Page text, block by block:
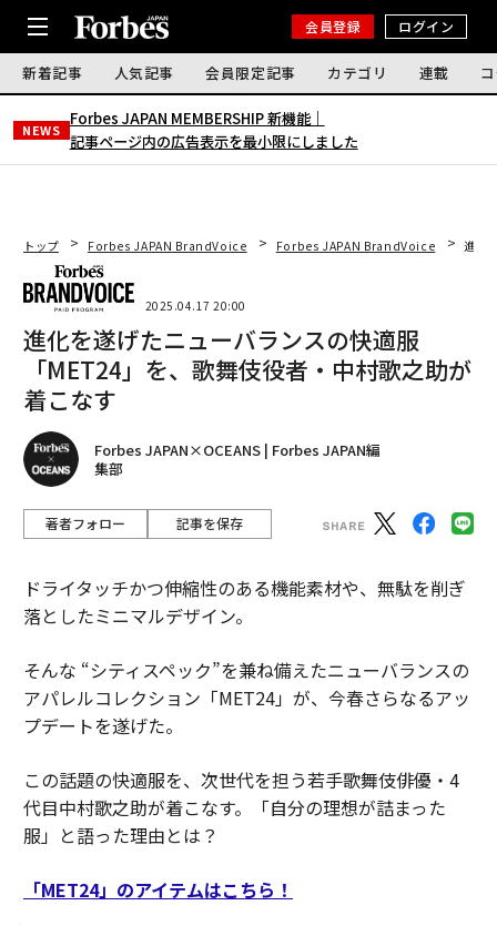
会員登録 ログイン
新着記事 人気記事 会員限定記事 カテゴリ 連載
NEWS
Forbes JAPAN MEMBERSHIP 新機能｜
記事ページ内の広告表示を最小限にしました
トップ Forbes JAPAN BrandVoice Forbes JAPAN BrandVoice 進化
2025.04.17 20:00
進化を遂げたニューバランスの快適服
「MET24」を、歌舞伎役者・中村歌之助が
着こなす
Forbes JAPAN×OCEANS | Forbes JAPAN編
集部
著者フォロー 記事を保存
ドライタッチかつ伸縮性のある機能素材や、無駄を削ぎ
落としたミニマルデザイン。
そんな “シティスペック”を兼ね備えたニューバランスの
アパレルコレクション「MET24」が、今春さらなるアッ
プデートを遂げた。
この話題の快適服を、次世代を担う若手歌舞伎俳優・4
代目中村歌之助が着こなす。「自分の理想が詰まった
服」と語った理由とは？
「MET24」のアイテムはこちら！